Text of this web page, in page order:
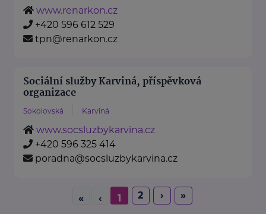
www.renarkon.cz
+420 596 612 529
tpn@renarkon.cz
Sociální služby Karviná, příspěvková
organizace
Sokolovská Karviná
www.socsluzbykarvina.cz
+420 596 325 414
poradna@socsluzbykarvina.cz
« ‹ 1 2 › »